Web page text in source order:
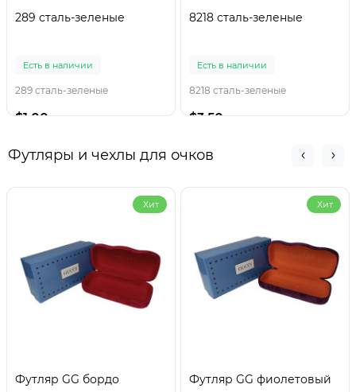
289 сталь-зеленые
Есть в наличии
289 сталь-зеленые
$1.00
8218 сталь-зеленые
Есть в наличии
8218 сталь-зеленые
$3.50
Футляры и чехлы для очков
Хит
Футляр GG бордо
Хит
Футляр GG фиолетовый